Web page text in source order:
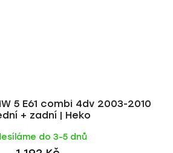
5 E61 combi 4dv 2003-2010
+ zadní | Heko
do 3-5 dnů